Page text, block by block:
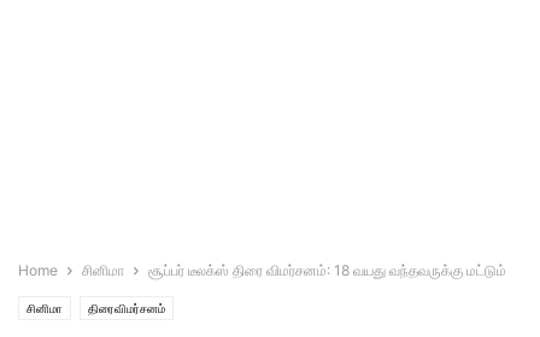
Home சினிமா சூப்பர் டீலக்ஸ் திரை விமர்சனம்: 18 வயது வந்தவருக்கு மட்டும்
சினிமா திரைவிமர்சனம்